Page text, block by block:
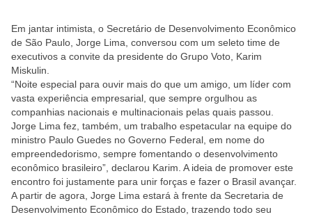
Em jantar intimista, o Secretário de Desenvolvimento Econômico
de São Paulo, Jorge Lima, conversou com um seleto time de
executivos a convite da presidente do Grupo Voto, Karim
Miskulin.
“Noite especial para ouvir mais do que um amigo, um líder com
vasta experiência empresarial, que sempre orgulhou as
companhias nacionais e multinacionais pelas quais passou.
Jorge Lima fez, também, um trabalho espetacular na equipe do
ministro Paulo Guedes no Governo Federal, em nome do
empreendedorismo, sempre fomentando o desenvolvimento
econômico brasileiro”, declarou Karim. A ideia de promover este
encontro foi justamente para unir forças e fazer o Brasil avançar.
A partir de agora, Jorge Lima estará à frente da Secretaria de
Desenvolvimento Econômico do Estado, trazendo todo seu